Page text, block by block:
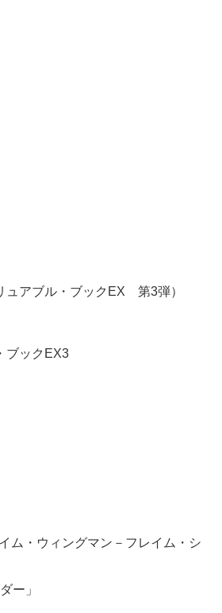
ュアブル・ブックEX 第3弾）
ブックEX3
ム・ウィングマン－フレイム・シ
ー」